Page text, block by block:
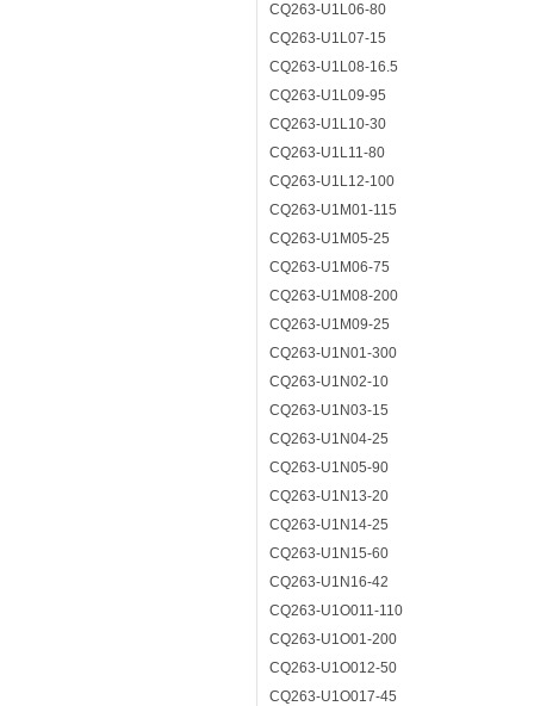
CQ263-U1L06-80
CQ263-U1L07-15
CQ263-U1L08-16.5
CQ263-U1L09-95
CQ263-U1L10-30
CQ263-U1L11-80
CQ263-U1L12-100
CQ263-U1M01-115
CQ263-U1M05-25
CQ263-U1M06-75
CQ263-U1M08-200
CQ263-U1M09-25
CQ263-U1N01-300
CQ263-U1N02-10
CQ263-U1N03-15
CQ263-U1N04-25
CQ263-U1N05-90
CQ263-U1N13-20
CQ263-U1N14-25
CQ263-U1N15-60
CQ263-U1N16-42
CQ263-U1O011-110
CQ263-U1O01-200
CQ263-U1O012-50
CQ263-U1O017-45